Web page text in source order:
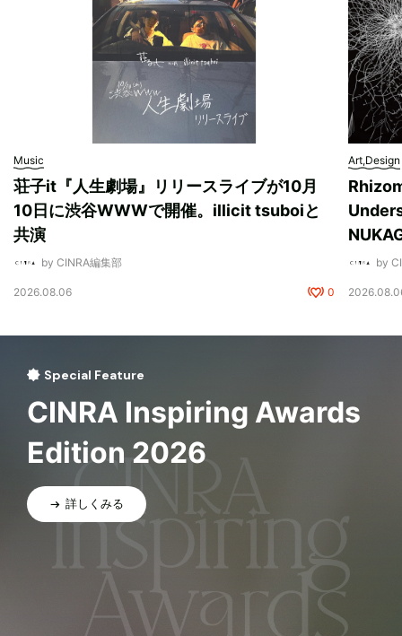
Music
荘子it『人生劇場』リリースライブが10月
10日に渋谷WWWで開催。illicit tsuboiと
共演
by CINRA編集部
2026.08.06 0
Art,Design
by
Special Feature
CINRA Inspiring Awards
Edition 2026
詳しくみる